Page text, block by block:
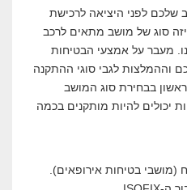
שלכם לפני היציאה לרכישת
סוג של מושב מתאים לרכב
מעבר על אמצעי הבטיחות
וההמלצות לגבי סוגי ההתקנה
בבחירת סוג המושב
יכולים להיות מותקנים בכמה